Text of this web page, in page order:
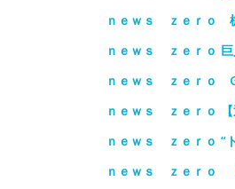
ｎｅｗｓ ｚｅｒｏ
ｎｅｗｓ ｚｅｒｏ
ｎｅｗｓ ｚｅｒｏ
ｎｅｗｓ ｚｅｒｏ 【
ｎｅｗｓ ｚｅｒｏ “
ｎｅｗｓ ｚｅｒｏ